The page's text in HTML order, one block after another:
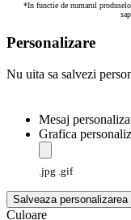
*In functie de numarul
Personalizare
Nu uita sa salvezi
Mesaj
Grafica
.jpg .gif
Salveaza personalizarea
Culoare